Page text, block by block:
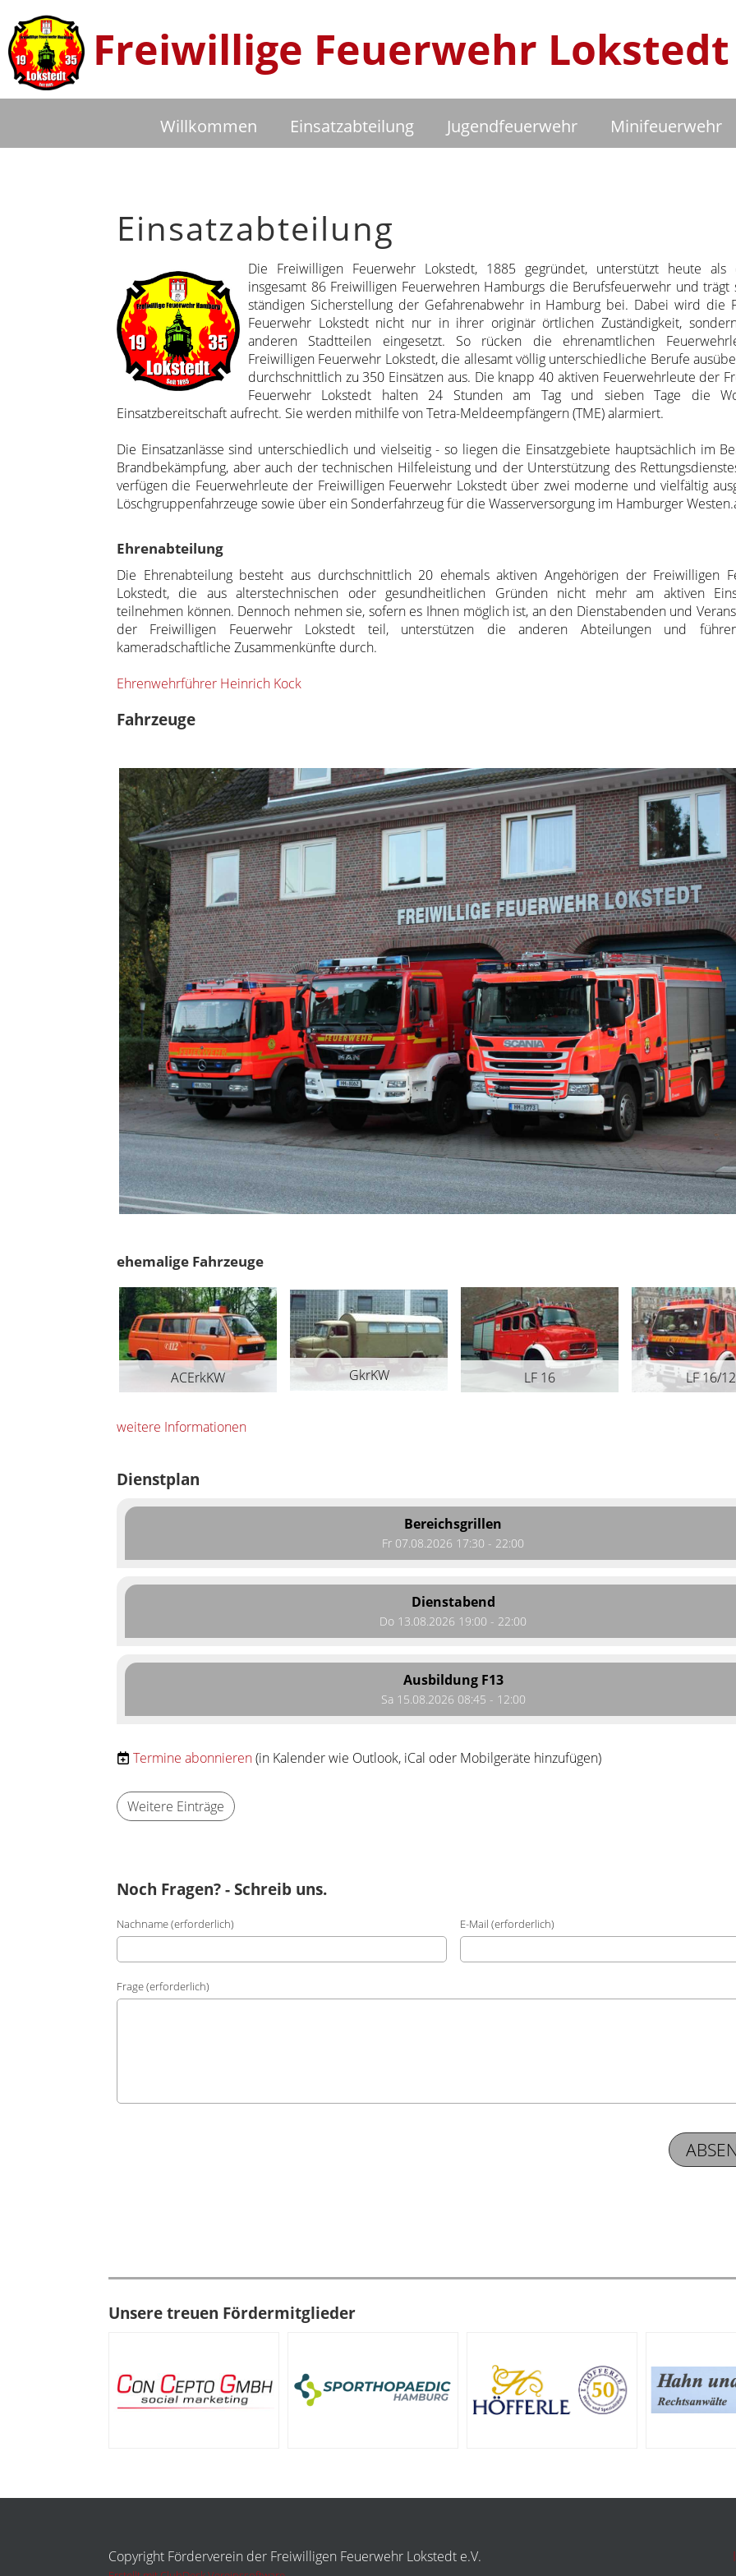
Freiwillige Feuerwehr Lokstedt
Willkommen Einsatzabteilung Jugendfeuerwehr Minifeuerwehr
Einsatzabteilung
Die Freiwilligen Feuerwehr Lokstedt, 1885 gegründet, unterstützt heute als
insgesamt 86 Freiwilligen Feuerwehren Hamburgs die Berufsfeuerwehr und trägt
ständigen Sicherstellung der Gefahrenabwehr in Hamburg bei. Dabei wird die
Feuerwehr Lokstedt nicht nur in ihrer originär örtlichen Zuständigkeit,
anderen Stadtteilen eingesetzt. So rücken die ehrenamtlichen
Freiwilligen Feuerwehr Lokstedt, die allesamt völlig unterschiedliche Berufe
durchschnittlich zu 350 Einsätzen aus. Die knapp 40 aktiven Feuerwehrleute der
Feuerwehr Lokstedt halten 24 Stunden am Tag und sieben Tage die
Einsatzbereitschaft aufrecht. Sie werden mithilfe von Tetra-Meldeempfängern (TME) alarmiert.
Die Einsatzanlässe sind unterschiedlich und vielseitig - so liegen die Einsatzgebiete hauptsächlich im
Brandbekämpfung, aber auch der technischen Hilfeleistung und der Unterstützung des
verfügen die Feuerwehrleute der Freiwilligen Feuerwehr Lokstedt über zwei moderne und vielfältig
Löschgruppenfahrzeuge sowie über ein Sonderfahrzeug für die Wasserversorgung im Hamburger
Ehrenabteilung
Die Ehrenabteilung besteht aus durchschnittlich 20 ehemals aktiven Angehörigen der Freiwilligen
Lokstedt, die aus alterstechnischen oder gesundheitlichen Gründen nicht mehr am aktiven
teilnehmen können. Dennoch nehmen sie, sofern es Ihnen möglich ist, an den Dienstabenden und
der Freiwilligen Feuerwehr Lokstedt teil, unterstützen die anderen Abteilungen und
kameradschaftliche Zusammenkünfte durch.
Ehrenwehrführer Heinrich Kock
Fahrzeuge
ehemalige Fahrzeuge
ACErkKW GkrKW LF 16 LF 16/12
weitere Informationen
Dienstplan
Bereichsgrillen
Fr 07.08.2026 17:30 - 22:00
Dienstabend
Do 13.08.2026 19:00 - 22:00
Ausbildung F13
Sa 15.08.2026 08:45 - 12:00
Termine abonnieren(in Kalender wie Outlook, iCal oder Mobilgeräte hinzufügen)
Weitere Einträge
Noch Fragen? - Schreib uns.
Nachname (erforderlich) E-Mail (erforderlich)
Frage (erforderlich)
Unsere treuen Fördermitglieder
Copyright Förderverein der Freiwilligen Feuerwehr Lokstedt e.V.